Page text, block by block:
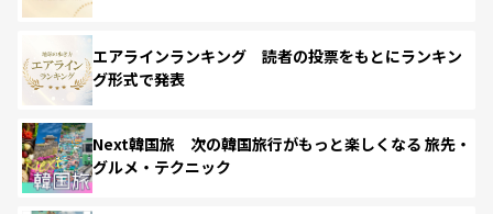
エアラインランキング 読者の投票をもとにランキン
グ形式で発表
Next韓国旅 次の韓国旅行がもっと楽しくなる 旅先・
グルメ・テクニック